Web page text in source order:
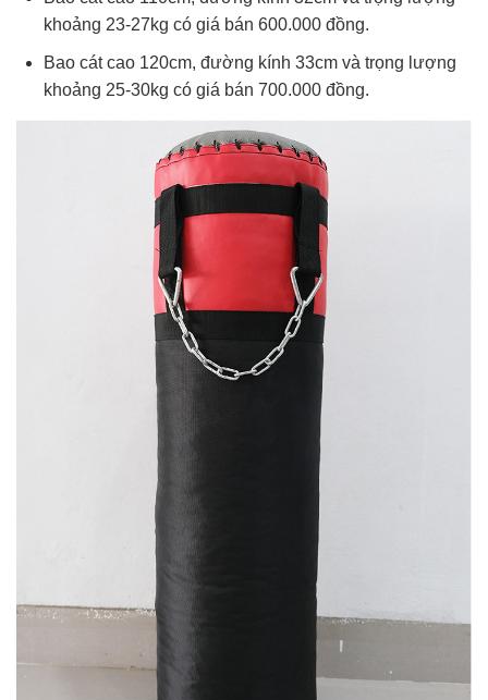
khoảng 23-27kg có giá bán 600.000 đồng.
Bao cát cao 120cm, đường kính 33cm và trọng lượng
khoảng 25-30kg có giá bán 700.000 đồng.